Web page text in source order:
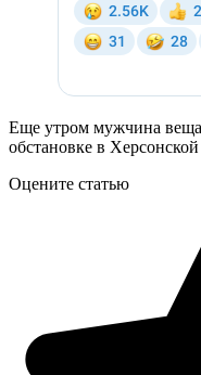
Еще утром мужчина
обстановке в
Оцените статью